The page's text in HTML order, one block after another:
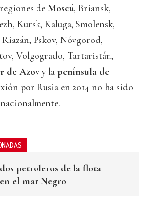
de Moscú, Briansk,
Kursk, Kaluga, Smolensk,
Pskov, Nóvgorod,
Volgogrado, Tartaristán,
de Azov y la península de
por Rusia en 2014 no ha sido
petroleros de la flota
el mar Negro